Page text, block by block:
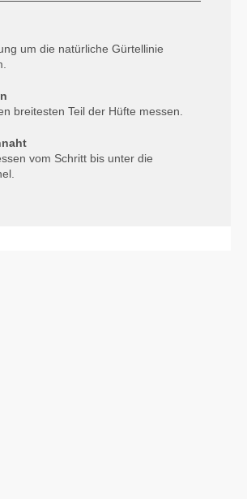
um die natürliche Gürtellinie
breitesten Teil der Hüfte messen.
vom Schritt bis unter die